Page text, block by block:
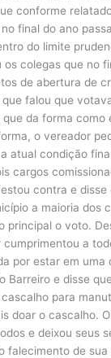
conforme
final do ano
do limite
os colegas que no
de abertura de
falou que
que da forma como
o vereador
atual condição
cargos
contra e
a maioria dos
principal o voto.
cumprimentou a
por estar em uma
Barreiro e disse
para
doar o cascalho.
e deixou seus
falecimento de